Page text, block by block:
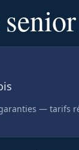
— tarifs